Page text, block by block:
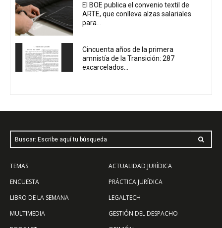
El BOE publica el convenio textil de
ARTE, que conlleva alzas salariales
para...
Cincuenta años de la primera
amnistía de la Transición: 287
excarcelados...
Buscar: Escribe aquí tu búsqueda
TEMAS
ENCUESTA
LIBRO DE LA SEMANA
MULTIMEDIA
ACTUALIDAD JURÍDICA
PRÁCTICA JURÍDICA
LEGALTECH
GESTIÓN DEL DESPACHO